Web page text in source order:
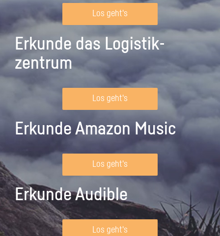
Los geht's
Erkunde das Logistik­
zentrum
Los geht's
Erkunde Amazon Music
Los geht's
Erkunde Audible
Los geht's